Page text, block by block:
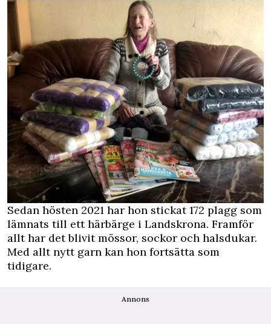
Sedan hösten 2021 har hon stickat 172 plagg som
lämnats till ett härbärge i Landskrona. Framför
allt har det blivit mössor, sockor och halsdukar.
Med allt nytt garn kan hon fortsätta som
tidigare.
Annons